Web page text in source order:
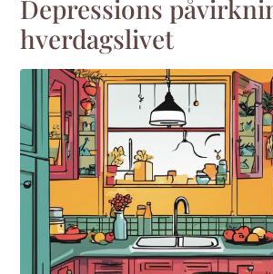
Depression er mere end blot en
tristhed. Denne tilstand kan have